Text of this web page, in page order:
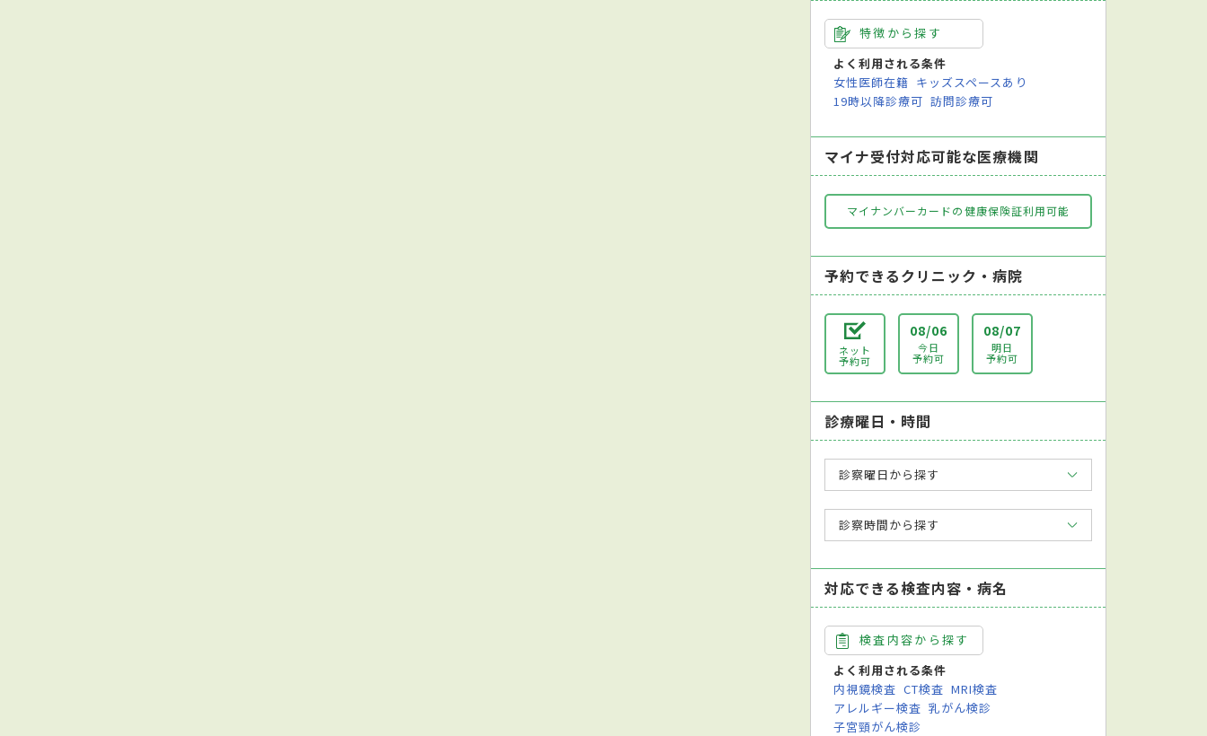
特徴から探す
よく利用される条件
女性医師在籍 キッズスペースあり
19時以降診療可 訪問診療可
マイナ受付対応可能な医療機関
マイナンバーカードの健康保険証利用可能
予約できるクリニック・病院
ネット
予約可
08/06
今日
予約可
08/07
明日
予約可
診療曜日・時間
診察曜日から探す
診察時間から探す
対応できる検査内容・病名
検査内容から探す
よく利用される条件
内視鏡検査 CT検査 MRI検査
アレルギー検査 乳がん検診
子宮頸がん検診